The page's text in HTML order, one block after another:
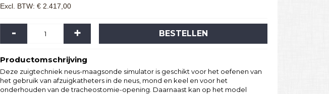
Excl. BTW: € 2.417,00
- + BESTELLEN
Productomschrijving
Deze zuigtechniek neus-maagsonde simulator is geschikt voor het oefenen van
het gebruik van afzuigkatheters in de neus, mond en keel en voor het
onderhouden van de tracheostomie-opening. Daarnaast kan op het model